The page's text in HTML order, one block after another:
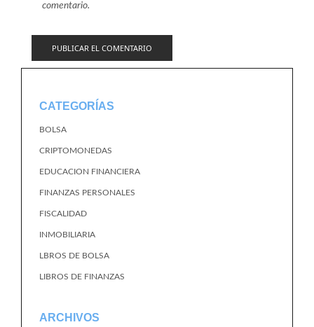
comentario.
CATEGORÍAS
BOLSA
CRIPTOMONEDAS
EDUCACION FINANCIERA
FINANZAS PERSONALES
FISCALIDAD
INMOBILIARIA
LBROS DE BOLSA
LIBROS DE FINANZAS
ARCHIVOS